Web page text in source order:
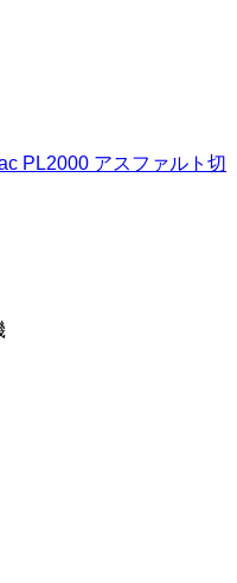
PL2000 アスファルト切